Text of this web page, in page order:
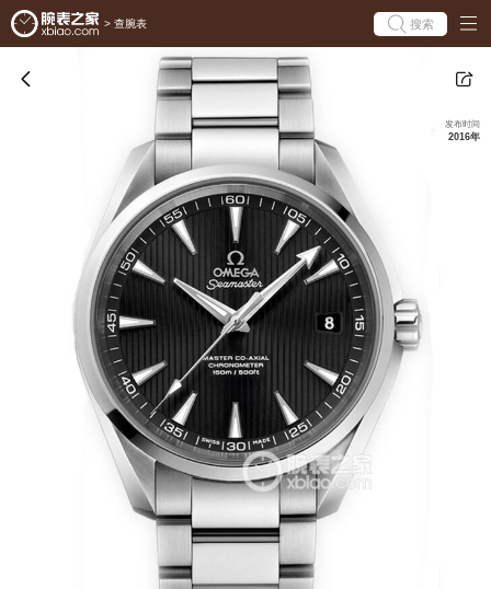
> 查腕表 搜索
发布时间
2016年